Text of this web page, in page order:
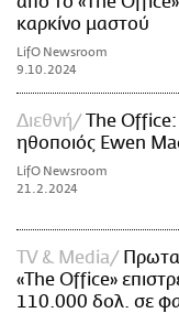
καρκίνο μαστού
LifO Newsroom
9.10.2024
Διεθνή
The
ηθοποιός Ewen
LifO Newsroom
21.2.2024
TV & Media
«The Office»
110.000 δολ. σε